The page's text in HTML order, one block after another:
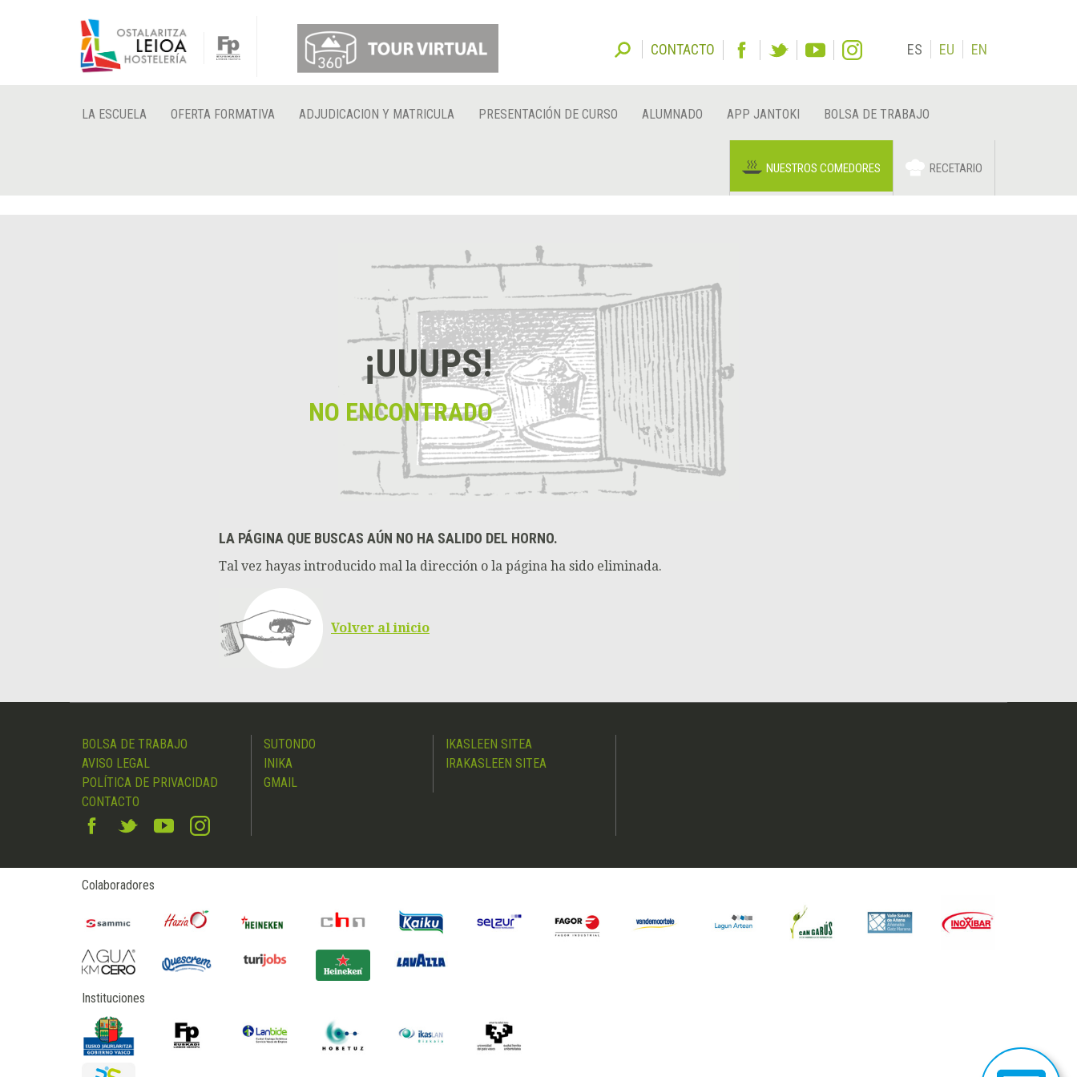
CONTACTO ES EU EN
LA ESCUELA OFERTA FORMATIVA ADJUDICACION Y MATRICULA PRESENTACIÓN DE CURSO ALUMNADO APP JANTOKI BOLSA DE TRABAJO
NUESTROS COMEDORES RECETARIO
¡UUUPS!
NO ENCONTRADO
LA PÁGINA QUE BUSCAS AÚN NO HA SALIDO DEL HORNO.
Tal vez hayas introducido mal la dirección o la página ha sido eliminada.
Volver al inicio
BOLSA DE TRABAJO
AVISO LEGAL
POLÍTICA DE PRIVACIDAD
CONTACTO
SUTONDO
INIKA
GMAIL
IKASLEEN SITEA
IRAKASLEEN SITEA
Colaboradores
Instituciones